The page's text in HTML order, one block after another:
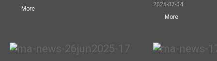
More
2025-07-04
More